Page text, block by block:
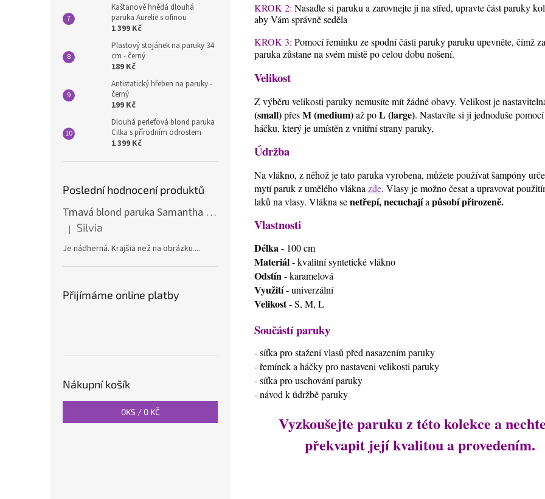
Kaštanově hnědá dlouhá
paruka Aurelie s ofinou
1 399 Kč
Plastový stojánek na paruky 34
cm - černý
189 Kč
Antistatický hřeben na paruky -
černý
199 Kč
Dlouhá perleťová blond paruka
Cilka s přírodním odrostem
1 399 Kč
Poslední hodnocení produktů
Tmavá blond paruka Samantha s melíry
Hodnocení produktu je 5 z 5 hvězdiček.
| Silvia
Je nádherná. Krajšia než na obrázku....
Přijímáme online platby
Nákupní košík
0KS / 0 KČ
KROK 2: Nasaďte si paruku a zarovnejte ji na střed, upravte část paruky
aby Vám správně seděla
KROK 3: Pomocí řemínku ze spodní části paruky paruku upevněte, čímž
paruka zůstane na svém místě po celou dobu nošení.
Velikost
Z výběru velikosti paruky nemusíte mít žádné obavy. Velikost je
(small)přesM (medium)až poL (large). Nastavíte si ji jednoduše
háčku, který je umístěn z vnitřní strany paruky,
Údržba
Na vlákno, z něhož je tato paruka vyrobena, můžete používat šampóny
mytí paruk z umělého vláknazde. Vlasy je možno česat a upravovat
laků na vlasy. Vlákna senetřepí, necuchajíapůsobí přirozeně.
Vlastnosti
Délka - 100 cm
Materiál- kvalitní syntetické vlákno
Odstín - karamelová
Využití- univerzální
Velikost- S, M, L
Součástí paruky
- síťka pro stažení vlasů před nasazením paruky
- řemínek a háčky pro nastaveni velikosti paruky
- síťka pro uschování paruky
- návod k údržbě paruky
Vyzkoušejte paruku z této kolekce a
překvapit její kvalitou a provedením.